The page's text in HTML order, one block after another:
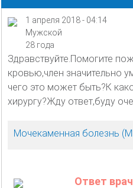
1 апреля 2018 - 04:14
Мужской
28 года
Здравствуйте.Помогите
кровью,член значительно
чего это может быть?К
хирургу?Жду ответ,буду
Мочекаменная болезнь
Ответ